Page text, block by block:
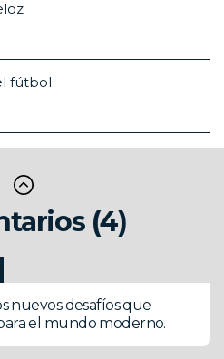
fútbol
(4)
nuevos desafíos que
el mundo moderno.